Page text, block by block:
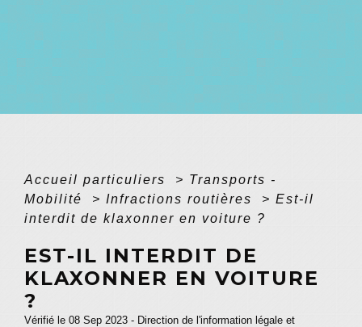
Accueil particuliers > Transports -
Mobilité
> Infractions routières > Est-il
interdit de klaxonner en voiture ?
EST-IL INTERDIT DE
KLAXONNER EN VOITURE
?
Vérifié le 08 Sep 2023 - Direction de l'information légale et